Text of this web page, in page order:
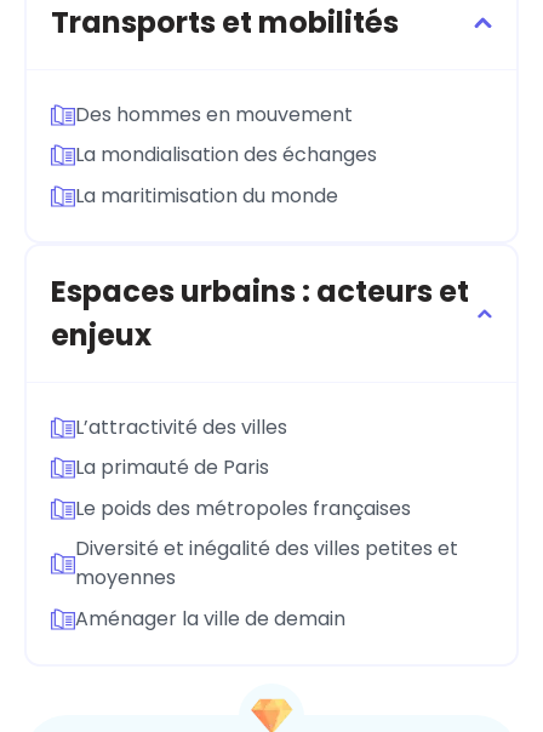
Transports et mobilités
Des hommes en mouvement
La mondialisation des échanges
La maritimisation du monde
Espaces urbains : acteurs et
enjeux
L’attractivité des villes
La primauté de Paris
Le poids des métropoles françaises
Diversité et inégalité des villes petites et
moyennes
Aménager la ville de demain